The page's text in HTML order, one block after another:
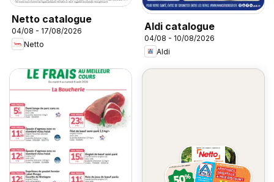
Netto catalogue
04/08 - 17/08/2026
Netto
Aldi catalogue
04/08 - 10/08/2026
Aldi